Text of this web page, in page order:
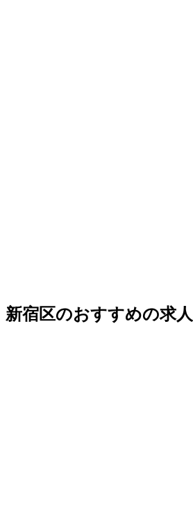
新宿区のおすすめの求人